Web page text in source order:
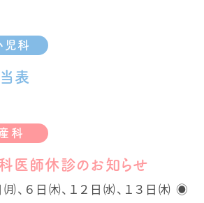
児科
表
産科
科医師休診のお知らせ
６日㈭、１２日㈬、１３日㈭ ◉